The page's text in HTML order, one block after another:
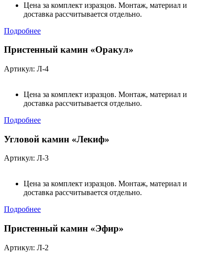
Цена за комплект изразцов. Монтаж, материал и
доставка рассчитывается отдельно.
Подробнее
Пристенный камин «Оракул»
Артикул: Л-4
Цена за комплект изразцов. Монтаж, материал и
доставка рассчитывается отдельно.
Подробнее
Угловой камин «Лекиф»
Артикул: Л-3
Цена за комплект изразцов. Монтаж, материал и
доставка рассчитывается отдельно.
Подробнее
Пристенный камин «Эфир»
Артикул: Л-2